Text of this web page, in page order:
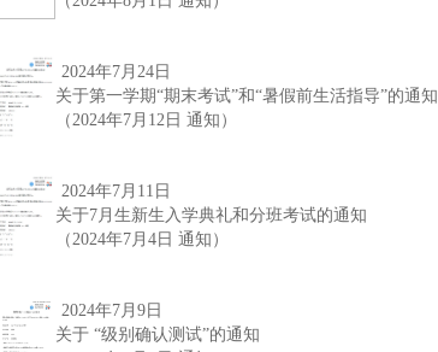
2024年7月24日
关于第一学期“期末考试”和“暑假前生活指导”的通知
（2024年7月12日 通知）
2024年7月11日
关于7月生新生入学典礼和分班考试的通知
（2024年7月4日 通知）
2024年7月9日
关于 “级别确认测试”的通知